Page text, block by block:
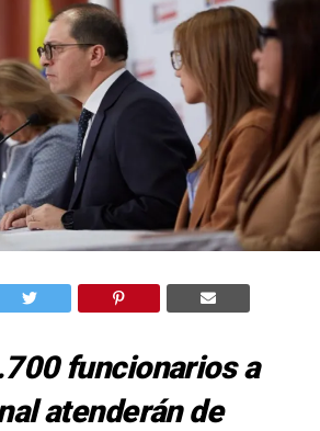
funcionarios a
atenderán de